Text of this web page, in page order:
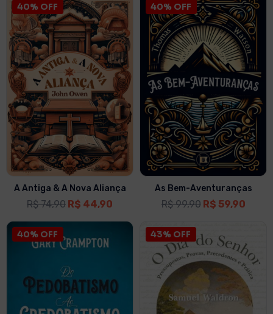
40% OFF
A Antiga & A Nova Aliança
R$74,90 R$ 44,90
40% OFF
As Bem-Aventuranças
R$99,90 R$ 59,90
40% OFF 43% OFF